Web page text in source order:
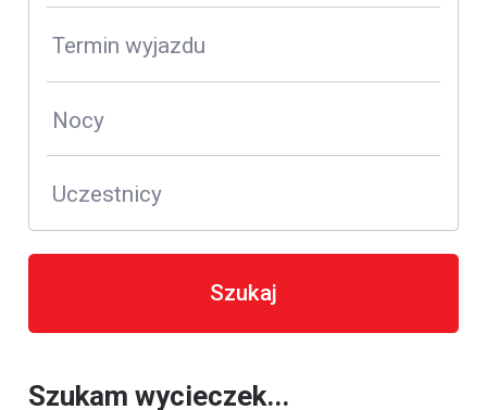
Termin wyjazdu
Nocy
Uczestnicy
Szukaj
Szukam wycieczek...